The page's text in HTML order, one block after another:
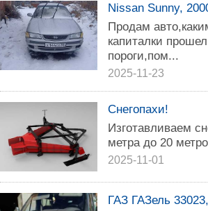
Nissan Sunny,
Продам
капиталки
пороги,пом...
2025-11-23
Снегопахи!
Изготавливаем
метра до 20
2025-11-01
ГАЗ ГАЗель